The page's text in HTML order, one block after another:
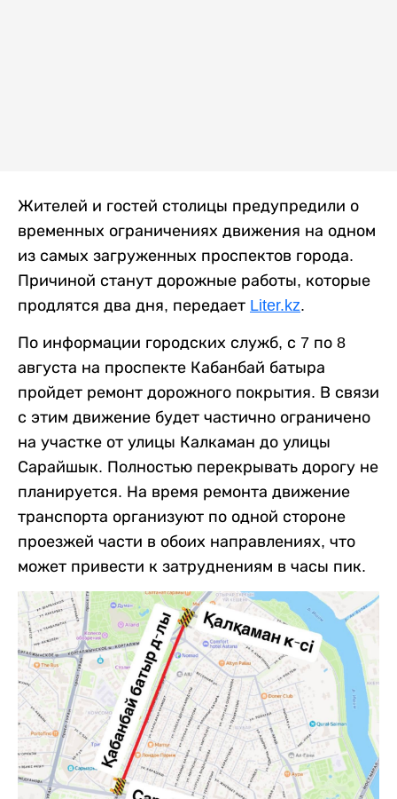
Жителей и гостей столицы предупредили о
временных ограничениях движения на одном
из самых загруженных проспектов города.
Причиной станут дорожные работы, которые
продлятся два дня, передает Liter.kz.
По информации городских служб, с 7 по 8
августа на проспекте Кабанбай батыра
пройдет ремонт дорожного покрытия. В связи
с этим движение будет частично ограничено
на участке от улицы Калкаман до улицы
Сарайшык. Полностью перекрывать дорогу не
планируется. На время ремонта движение
транспорта организуют по одной стороне
проезжей части в обоих направлениях, что
может привести к затруднениям в часы пик.